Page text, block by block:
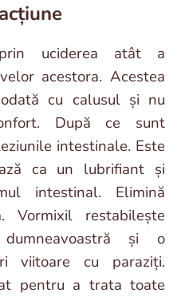
uciderea atât a
acestora. Acestea
cu calusul și nu
După ce sunt
intestinale. Este
ca un lubrifiant și
intestinal. Elimină
Vormixil restabilește
și o
viitoare cu paraziți.
pentru a trata toate